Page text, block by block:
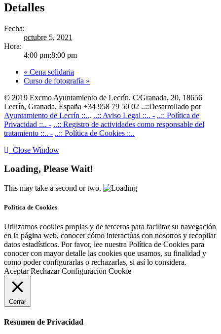
Detalles
Fecha:
octubre 5, 2021
Hora:
4:00 pm;8:00 pm
« Cena solidaria
Curso de fotografía »
© 2019 Excmo Ayuntamiento de Lecrín. C/Granada, 20, 18656
Lecrín, Granada, España +34 958 79 50 02 ..::Desarrollado por
Ayuntamiento de Lecrín ::... ..:: Aviso Legal ::.. - ..:: Política de
Privacidad ::.. - ..:: Registro de actividades como responsable del
tratamiento ::.. - ..:: Política de Cookies ::..
Close Window
Loading, Please Wait!
This may take a second or two.
Política de Cookies
Utilizamos cookies propias y de terceros para facilitar su navegación
en la página web, conocer cómo interactúas con nosotros y recopilar
datos estadísticos. Por favor, lee nuestra Política de Cookies para
conocer con mayor detalle las cookies que usamos, su finalidad y
como poder configurarlas o rechazarlas, si así lo considera.
Aceptar Rechazar Configuración Cookie
Cerrar
Resumen de Privacidad